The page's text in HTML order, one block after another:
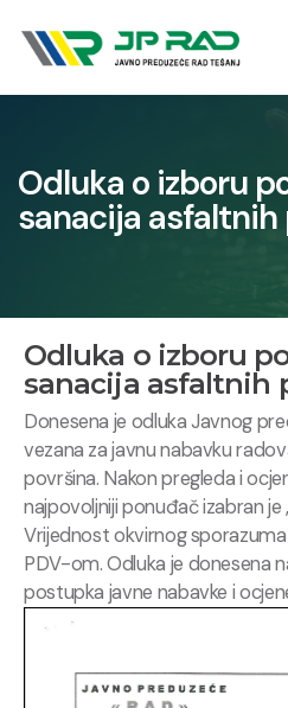
Odluka o izboru
sanacija asfaltnih
Odluka o izboru
sanacija asfaltnih
Donesena je odluka Javnog
vezana za javnu nabavku
površina. Nakon pregleda i
najpovoljniji ponuđač izabran je
Vrijednost okvirnog
PDV-om. Odluka je donesena
postupka javne nabavke i